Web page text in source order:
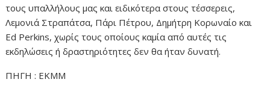
τους υπαλλήλους μας και ειδικότερα στους τέσσερεις,
Λεμονιά Στραπάτσα, Πάρι Πέτρου, Δημήτρη Κορωναίο και
Ed Perkins, χωρίς τους οποίους καμία από αυτές τις
εκδηλώσεις ή δραστηριότητες δεν θα ήταν δυνατή.
ΠΗΓΗ : ΕΚΜΜ